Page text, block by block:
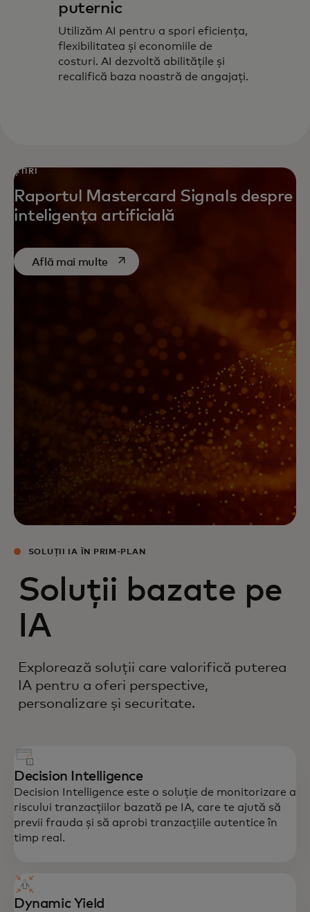
puternic
Utilizăm AI pentru a spori eficiența,
flexibilitatea și economiile de
costuri. AI dezvoltă abilitățile și
recalifică baza noastră de angajați.
ȘTIRI
Raportul Mastercard Signals despre
inteligența artificială
Află mai multe opens in a new tab
SOLUȚII IA ÎN PRIM-PLAN
Soluții bazate pe
IA
Explorează soluții care valorifică puterea
IA pentru a oferi perspective,
personalizare și securitate.
Decision Intelligence
Decision Intelligence este o soluție de monitorizare a
riscului tranzacțiilor bazată pe IA, care te ajută să
previi frauda și să aprobi tranzacțiile autentice în
timp real.
Dynamic Yield